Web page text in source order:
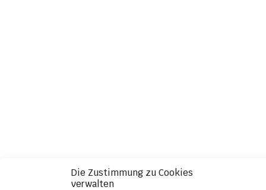
Die Zustimmung zu Cookies
verwalten